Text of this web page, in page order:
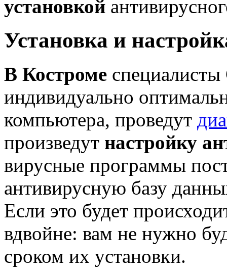
установкой
Установка и
В Костроме специалисты
индивидуально
компьютера, проведут
произведут настройку
вирусные программы
антивирусную базу
Если это будет
вдвойне: вам не нужно
сроком их установки.